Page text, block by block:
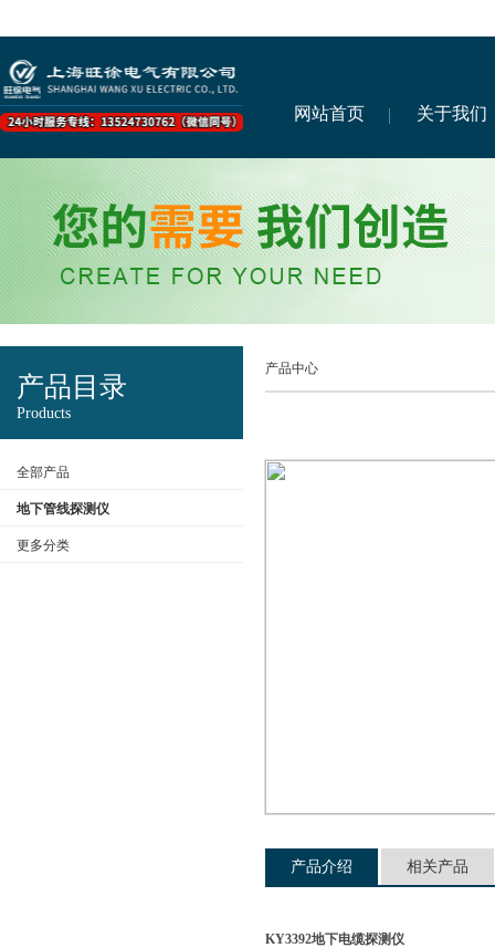
网站首页 关于我们
产品目录
Products
全部产品
地下管线探测仪
更多分类
产品中心
产品介绍 相关产品
KY3392地下电缆探测仪